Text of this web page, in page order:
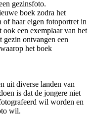
gezinsfoto.
boek zodra het
of haar eigen fotoportret in
een exemplaar van het
gezin ontvangen een
het boek
uit diverse landen van
is dat de jongere niet
wil worden en
wil.